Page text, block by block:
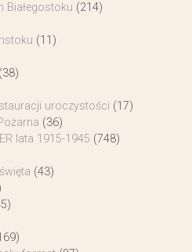
Białegostoku (214)
(11)
(38)
uroczystości (17)
(36)
lata 1915-1945 (748)
(43)